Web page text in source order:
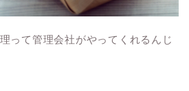
って管理会社がやってくれるんじ